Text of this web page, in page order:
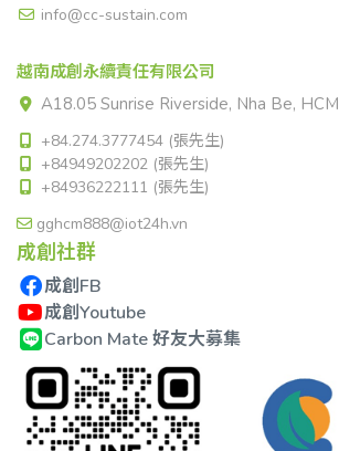
info@cc-sustain.com
越南成創永續責任有限公司
A18.05 Sunrise Riverside, Nha Be, HCM
+84.274.3777454 (張先生)
+84949202202 (張先生)
+84936222111 (張先生)
gghcm888@iot24h.vn
成創社群
成創FB
成創Youtube
Carbon Mate 好友大募集